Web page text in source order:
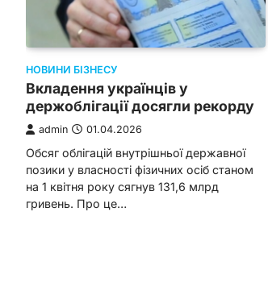
НОВИНИ БІЗНЕСУ
Вкладення українців у
держоблігації досягли рекорду
admin 01.04.2026
Обсяг облігацій внутрішньої державної
позики у власності фізичних осіб станом
на 1 квітня року сягнув 131,6 млрд
гривень. Про це…